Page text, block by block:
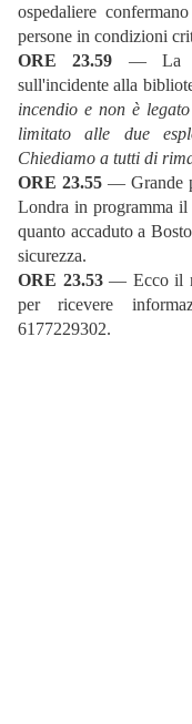
ospedaliere
persone in condizioni
ORE 23.59 — La
sull'incidente alla
incendio e non è
limitato alle due
Chiediamo a tutti di
ORE 23.55 — Grande
Londra in programma
quanto accaduto a
sicurezza.
ORE 23.53— Ecco il
per ricevere
6177229302.